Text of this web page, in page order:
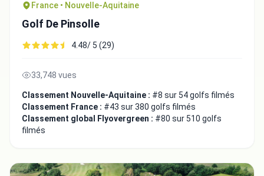
France • Nouvelle-Aquitaine
Golf De Pinsolle
4.48/ 5 (29)
33,748 vues
Classement Nouvelle-Aquitaine : #8 sur 54 golfs filmés
Classement France : #43 sur 380 golfs filmés
Classement global Flyovergreen : #80 sur 510 golfs
filmés
Intégrer la video
Choix de la vidéo: